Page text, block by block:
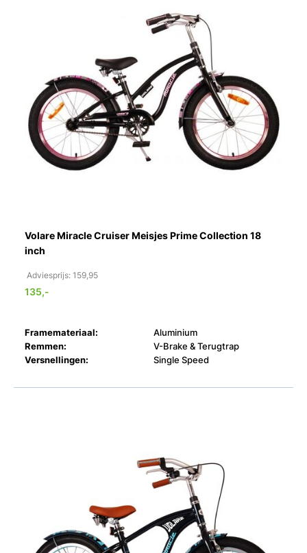
Volare Miracle Cruiser Meisjes Prime Collection 18
inch
Adviesprijs: 159,95
135,-
Framemateriaal:
Aluminium
Remmen:
V-Brake & Terugtrap
Versnellingen:
Single Speed